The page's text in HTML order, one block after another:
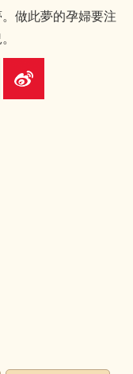
做此夢的孕婦要注